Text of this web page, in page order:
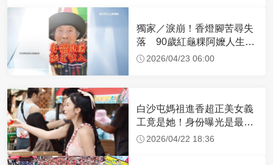
獨家／淚崩！香燈腳苦尋失
落 90歲紅龜粿阿嬤人生謝
幕2026/04/23 06:00
白沙屯媽祖進香超正美女義
工竟是她！身份曝光是最美
禮生 一輩子不結婚
2026/04/22 18:36